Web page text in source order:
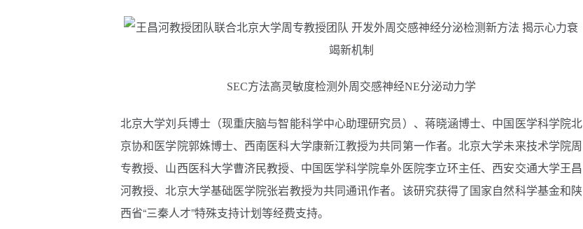
SEC方法高灵敏度检测外周交感神经NE分泌动力学
北京大学刘兵博士（现重庆脑与智能科学中心助理研究员）、蒋晓涵博士、中国医学科学院北
京协和医学院郭姝博士、西南医科大学康新江教授为共同第一作者。北京大学未来技术学院周
专教授、山西医科大学曹济民教授、中国医学科学院阜外医院李立环主任、西安交通大学王昌
河教授、北京大学基础医学院张岩教授为共同通讯作者。该研究获得了国家自然科学基金和陕
西省“三秦人才”特殊支持计划等经费支持。